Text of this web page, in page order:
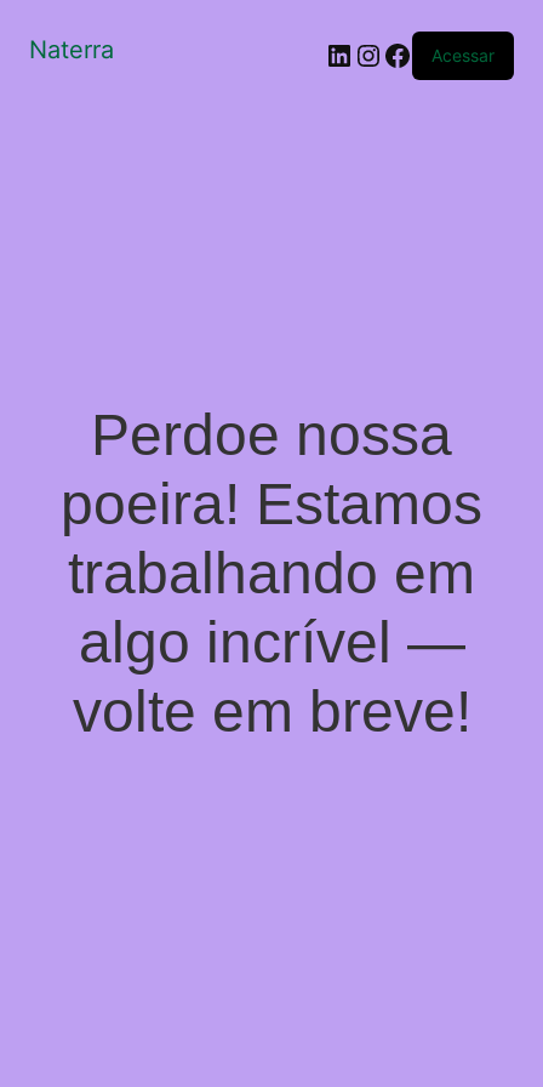
Naterra LinkedIn
Instagram
Facebook
Acessar
Perdoe nossa
poeira! Estamos
trabalhando em
algo incrível —
volte em breve!